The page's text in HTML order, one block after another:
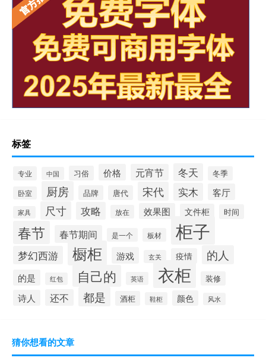
标签
专业 中国 习俗 价格 元宵节 冬天 冬季
卧室 厨房 品牌 唐代 宋代 实木 客厅
家具 尺寸 攻略 放在 效果图 文件柜 时间
春节 春节期间 是一个 板材 柜子
梦幻西游 橱柜 游戏 玄关 疫情 的人
的是 红包 自己的 英语 衣柜 装修
诗人 还不 都是 酒柜 鞋柜 颜色 风水
猜你想看的文章